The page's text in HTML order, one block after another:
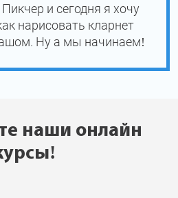
и сегодня я хочу
нарисовать кларнет
Ну а мы начинаем!
наши онлайн